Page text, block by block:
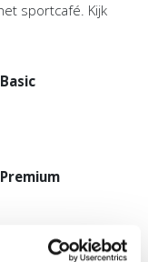
sportcafé. Kijk